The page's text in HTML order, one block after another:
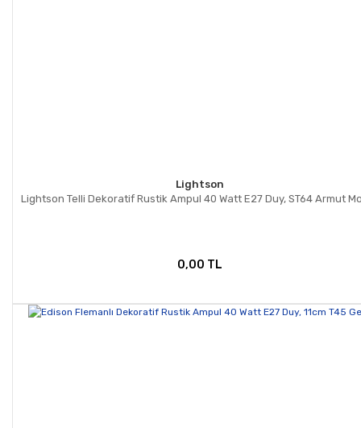
Lightson
Lightson Telli Dekoratif Rustik Ampul 40 Watt E27 Duy, ST64 Armut
0,00 TL